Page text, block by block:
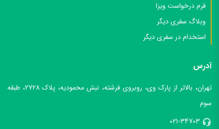
فرم درخواست ویزا
وبلاگ سفری دیگر
استخدام در سفری دیگر
آدرس
تهران، بالاتر از پارک وی، روبروی فرشته، نبش محمودیه، پلاک 2728، طبقه
سوم
021-34703